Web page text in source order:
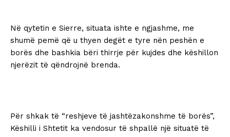
Në qytetin e Sierre, situata ishte e ngjashme, me
shumë pemë që u thyen degët e tyre nën peshën e
borës dhe bashkia bëri thirrje për kujdes dhe këshillon
njerëzit të qëndrojnë brenda.
Për shkak të “reshjeve të jashtëzakonshme të borës”,
Këshilli i Shtetit ka vendosur të shpallë një situatë të